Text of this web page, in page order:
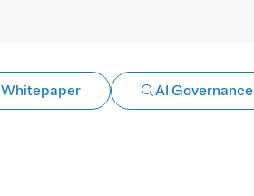
Whitepaper AI Governance